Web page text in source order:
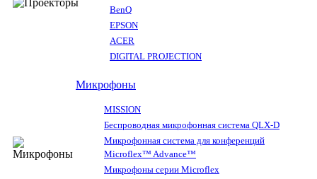
BenQ
EPSON
ACER
DIGITAL PROJECTION
Микрофоны
MISSION
Беспроводная микрофонная система QLX-D
Микрофонная система для конференций
Microflex™ Advance™
Микрофоны серии Microflex